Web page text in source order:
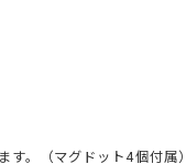
す。（マグドット4個付属）